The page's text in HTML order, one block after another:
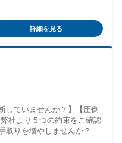
がある方も大歓迎！ ★20
に 幅広い年代が活躍中！詳細を見る
していませんか？】【圧倒
社より５つの約束をご確認
取りを増やしませんか？